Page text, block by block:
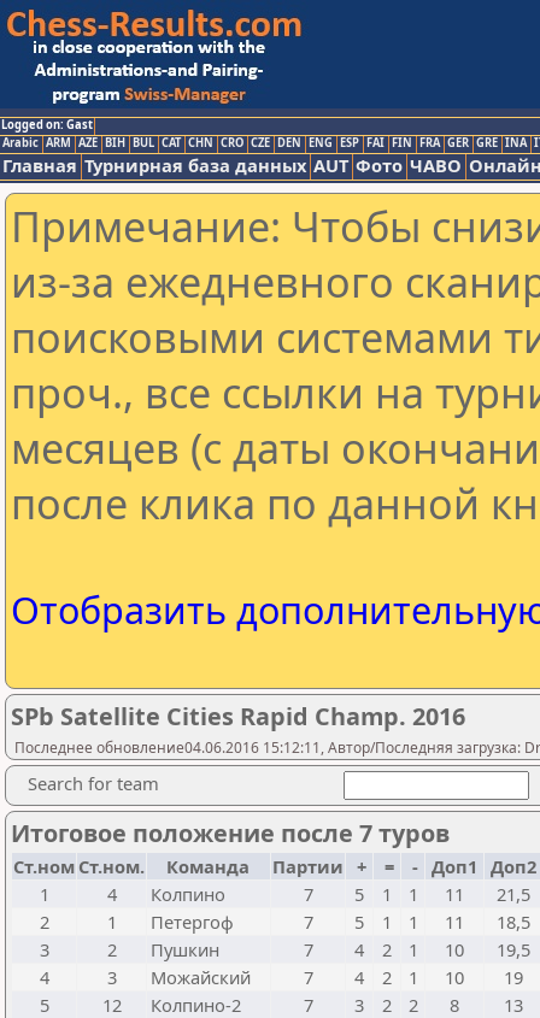
Logged on: Gast
Arabic ARM AZE BIH BUL CAT CHN CRO CZE DEN ENG ESP FAI FIN FRA GER GRE INA
Главная Турнирная база данных AUT Фото ЧАВО
Примечание: Чтобы
из-за ежедневного
поисковыми системами
проч., все ссылки на
месяцев (с даты
после клика по данной
Отобразить
SPb Satellite Cities Rapid Champ. 2016
Последнее обновление04.06.2016 15:12:11, Автор/Последняя загрузка:
Search for team
Итоговое положение после 7 туров
Ст.ном Ст.ном. Команда Партии + = - Доп1
Доп2
1
4 Колпино 7 5 1 1 11
21,5
2
1 Петергоф 7 5 1 1 11
18,5
3
2 Пушкин 7 4 2 1 10
19,5
4
3 Можайский 7 4 2 1 10
19
5
12 Колпино-2 7 3 2 2 8
13